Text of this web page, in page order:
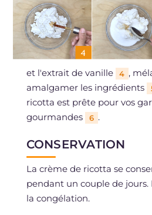
et l'extrait de vanille 4 ,
amalgamer les ingrédients
ricotta est prête pour vos
gourmandes
6 .
CONSERVATION
La crème de ricotta se
pendant un couple de jours.
la congélation.